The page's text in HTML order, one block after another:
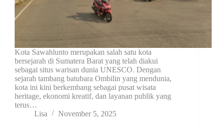
Kota Sawahlunto merupakan salah satu kota
bersejarah di Sumatera Barat yang telah diakui
sebagai situs warisan dunia UNESCO. Dengan
sejarah tambang batubara Ombilin yang mendunia,
kota ini kini berkembang sebagai pusat wisata
heritage, ekonomi kreatif, dan layanan publik yang
terus…
Lisa
November 5, 2025